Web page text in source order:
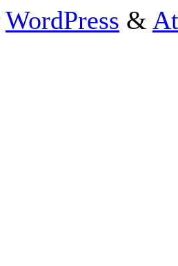
WordPress &